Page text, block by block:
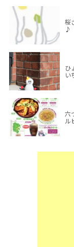
桜
♪
ひ
い
六
ル